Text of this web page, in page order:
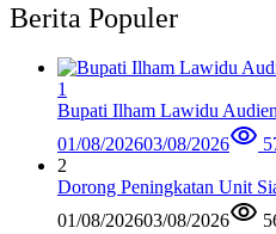
Berita Populer
1
Bupati Ilham Lawidu
01/08/202603/08/2026
2
Dorong Peningkatan Unit
01/08/202603/08/2026